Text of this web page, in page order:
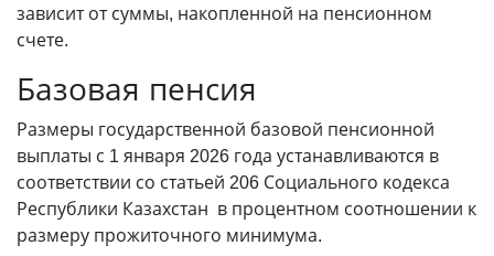
зависит от суммы, накопленной на пенсионном
счете.
Базовая пенсия
Размеры государственной базовой пенсионной
выплаты с 1 января 2026 года устанавливаются в
соответствии со статьей 206 Социального кодекса
Республики Казахстан в процентном соотношении к
размеру прожиточного минимума.